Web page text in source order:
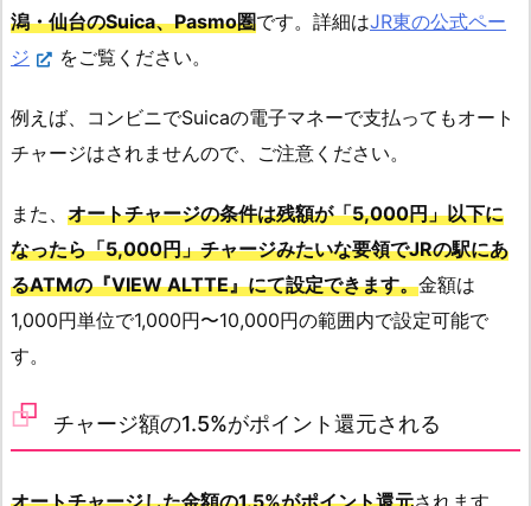
潟・仙台のSuica、Pasmo圏です。詳細はJR東の公式ペー
ジ
をご覧ください。
例えば、コンビニでSuicaの電子マネーで支払ってもオート
チャージはされませんので、ご注意ください。
また、 オートチャージの条件は残額が「5,000円」以下に
なったら「5,000円」チャージみたいな要領でJRの駅にあ
るATMの『VIEW ALTTE』にて設定できます。金額は
1,000円単位で1,000円〜10,000円の範囲内で設定可能で
す。
チャージ額の1.5%がポイント還元される
オートチャージした金額の1.5%がポイント還元されます。